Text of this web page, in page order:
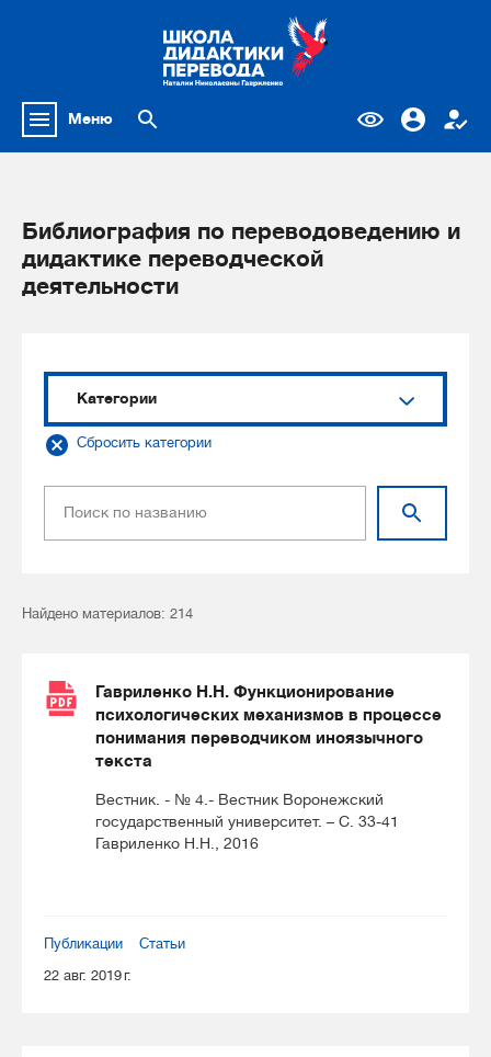
Меню
Библиография по переводоведению и
дидактике переводческой
деятельности
Категории
Сбросить категории
Найдено материалов: 214
Гавриленко Н.Н. Функционирование
психологических механизмов в процессе
понимания переводчиком иноязычного
текста
Вестник. - № 4.- Вестник Воронежский
государственный университет. – С. 33-41
Гавриленко Н.Н., 2016
Публикации
Статьи
22 авг. 2019 г.